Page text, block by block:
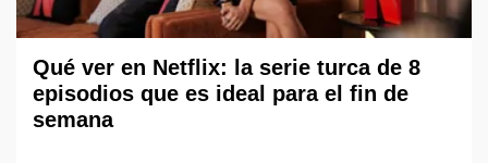
Qué ver en Netflix: la serie turca de 8
episodios que es ideal para el fin de
semana